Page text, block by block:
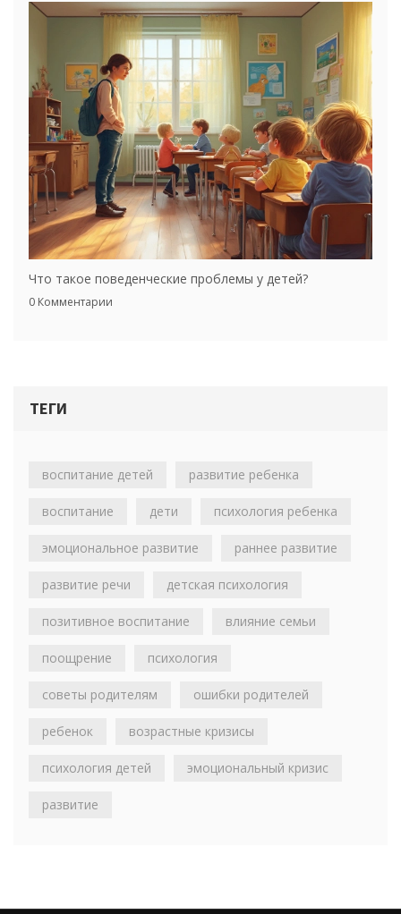
Что такое поведенческие проблемы у детей?
0 Комментарии
ТЕГИ
воспитание детей развитие ребенка
воспитание дети психология ребенка
эмоциональное развитие раннее развитие
развитие речи детская психология
позитивное воспитание влияние семьи
поощрение психология
советы родителям ошибки родителей
ребенок возрастные кризисы
психология детей эмоциональный кризис
развитие